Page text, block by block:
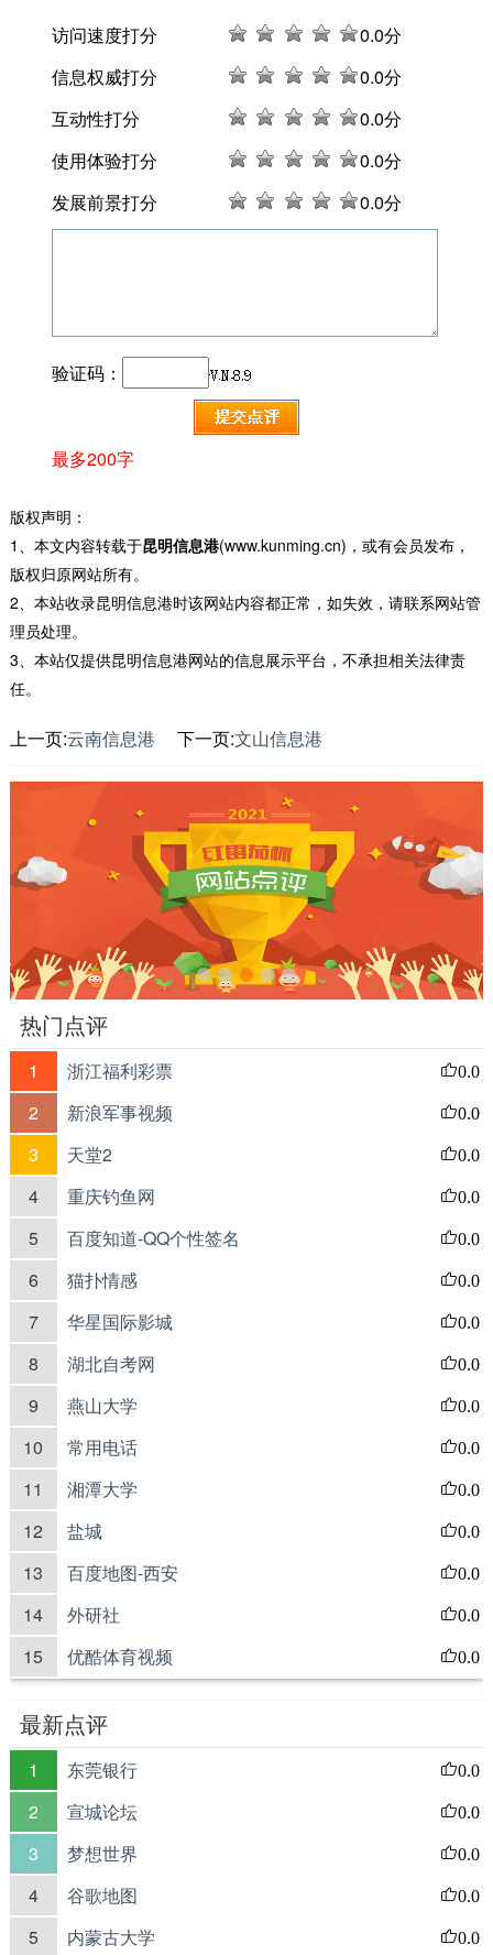
访问速度打分 0.0分
信息权威打分
0.0分
互动性打分
0.0分
使用体验打分
0.0分
发展前景打分
0.0分
验证码：
最多200字
版权声明：
1、本文内容转载于昆明信息港(www.kunming.cn)，或有会员发布，
版权归原网站所有。
2、本站收录昆明信息港时该网站内容都正常，如失效，请联系网站管
理员处理。
3、本站仅提供昆明信息港网站的信息展示平台，不承担相关法律责
任。
上一页:云南信息港 下一页:文山信息港
热门点评
1 浙江福利彩票 0.0
2 新浪军事视频 0.0
3 天堂2 0.0
4 重庆钓鱼网 0.0
5 百度知道-QQ个性签名 0.0
6 猫扑情感 0.0
7 华星国际影城 0.0
8 湖北自考网 0.0
9 燕山大学 0.0
10 常用电话 0.0
11 湘潭大学 0.0
12 盐城 0.0
13 百度地图-西安 0.0
14 外研社 0.0
15 优酷体育视频 0.0
最新点评
1 东莞银行 0.0
2 宣城论坛 0.0
3 梦想世界 0.0
4 谷歌地图 0.0
5 内蒙古大学 0.0